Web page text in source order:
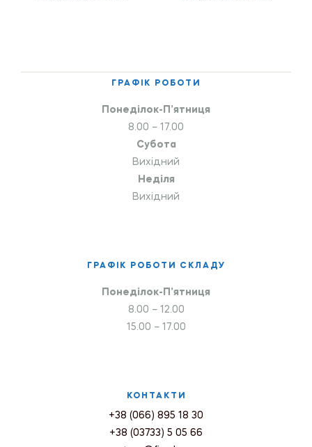
ГРАФІК РОБОТИ
Понеділок-П’ятниця
8.00 – 17.00
Субота
Вихідний
Неділя
Вихідний
ГРАФІК РОБОТИ СКЛАДУ
Понеділок-П’ятниця
8.00 – 12.00
15.00 – 17.00
КОНТАКТИ
+38 (066) 895 18 30
+38 (03733) 5 05 66